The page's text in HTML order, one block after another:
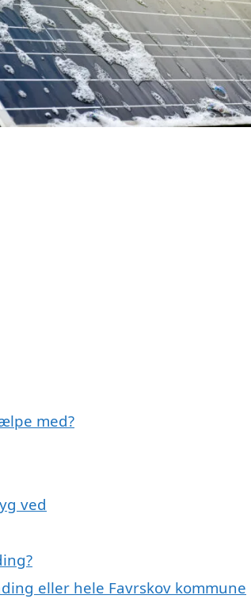
med?
ved
eller hele Favrskov kommune